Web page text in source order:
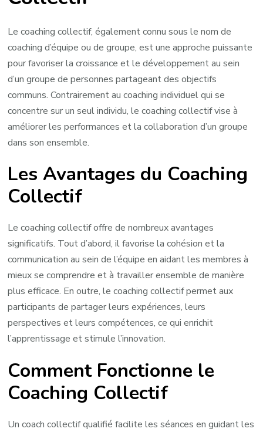
Coaching
Collectif
Le coaching collectif, également connu sous le nom de
coaching d’équipe ou de groupe, est une approche puissante
pour favoriser la croissance et le développement au sein
d’un groupe de personnes partageant des objectifs
communs. Contrairement au coaching individuel qui se
concentre sur un seul individu, le coaching collectif vise à
améliorer les performances et la collaboration d’un groupe
dans son ensemble.
Les Avantages du Coaching
Collectif
Le coaching collectif offre de nombreux avantages
significatifs. Tout d’abord, il favorise la cohésion et la
communication au sein de l’équipe en aidant les membres à
mieux se comprendre et à travailler ensemble de manière
plus efficace. En outre, le coaching collectif permet aux
participants de partager leurs expériences, leurs
perspectives et leurs compétences, ce qui enrichit
l’apprentissage et stimule l’innovation.
Comment Fonctionne le
Coaching Collectif
Un coach collectif qualifié facilite les séances en guidant les